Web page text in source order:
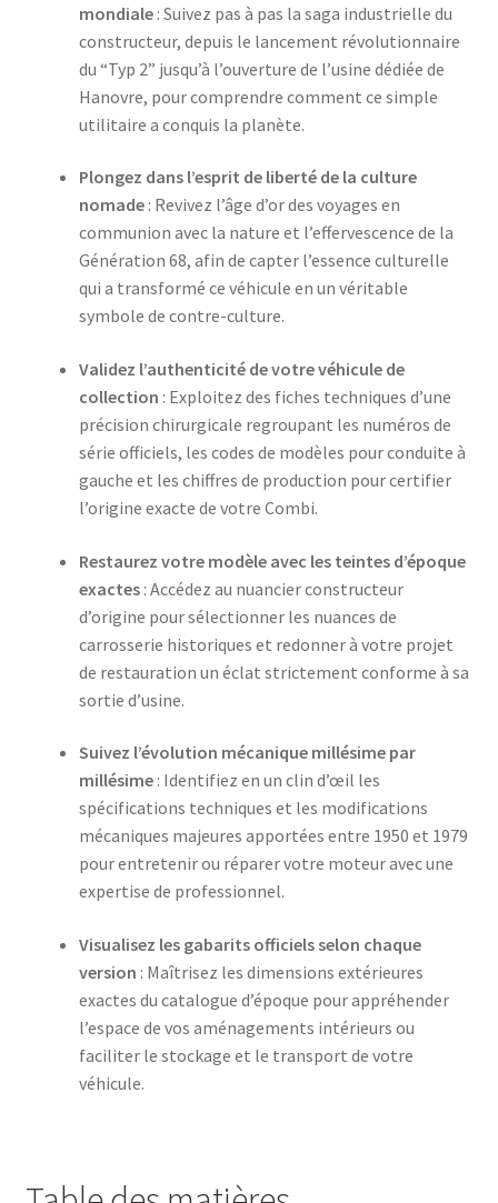
mondiale: Suivez pas à pas la saga industrielle du
constructeur, depuis le lancement révolutionnaire
du “Typ 2” jusqu’à l’ouverture de l’usine dédiée de
Hanovre, pour comprendre comment ce simple
utilitaire a conquis la planète.
Plongez dans l’esprit de liberté de la culture
nomade: Revivez l’âge d’or des voyages en
communion avec la nature et l’effervescence de la
Génération 68, afin de capter l’essence culturelle
qui a transformé ce véhicule en un véritable
symbole de contre-culture.
Validez l’authenticité de votre véhicule de
collection : Exploitez des fiches techniques d’une
précision chirurgicale regroupant les numéros de
série officiels, les codes de modèles pour conduite à
gauche et les chiffres de production pour certifier
l’origine exacte de votre Combi.
Restaurez votre modèle avec les teintes d’époque
exactes: Accédez au nuancier constructeur
d’origine pour sélectionner les nuances de
carrosserie historiques et redonner à votre projet
de restauration un éclat strictement conforme à sa
sortie d’usine.
Suivez l’évolution mécanique millésime par
millésime: Identifiez en un clin d’œil les
spécifications techniques et les modifications
mécaniques majeures apportées entre 1950 et 1979
pour entretenir ou réparer votre moteur avec une
expertise de professionnel.
Visualisez les gabarits officiels selon chaque
version : Maîtrisez les dimensions extérieures
exactes du catalogue d’époque pour appréhender
l’espace de vos aménagements intérieurs ou
faciliter le stockage et le transport de votre
véhicule.